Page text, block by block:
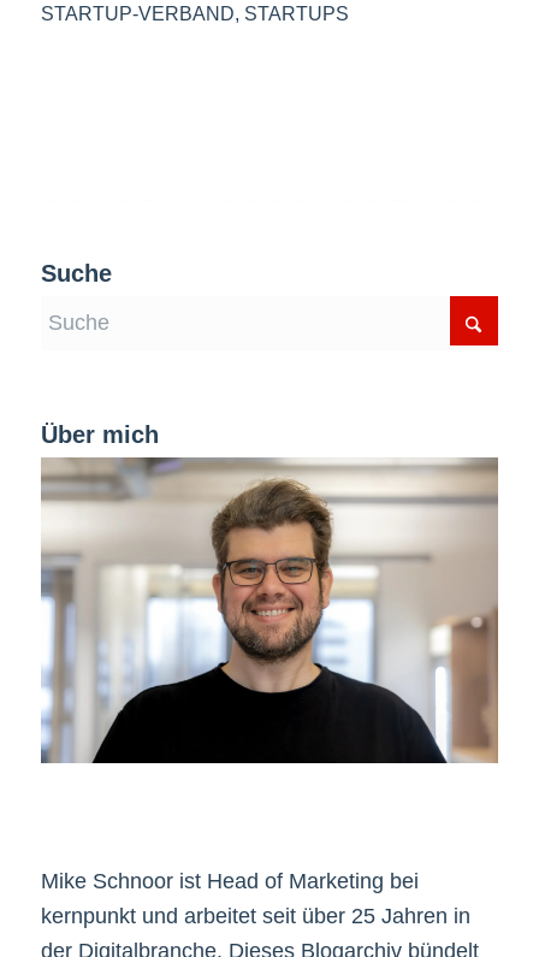
STARTUP-VERBAND, STARTUPS
Suche
Über mich
Mike Schnoor ist Head of Marketing bei
kernpunkt und arbeitet seit über 25 Jahren in
der Digitalbranche. Dieses Blogarchiv bündelt